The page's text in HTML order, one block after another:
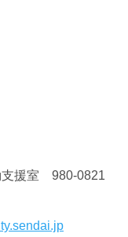
支援室 980-0821